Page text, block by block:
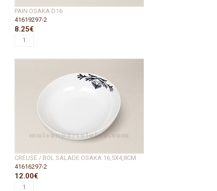
PAIN OSAKA D16
41619297-2
8.25€
CREUSE / BOL SALADE OSAKA 16,5X4,8CM
41616297-2
12.00€